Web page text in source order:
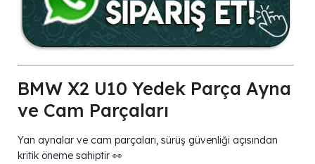
BMW X2 U10 Yedek Parça Ayna
ve Cam Parçaları
Yan aynalar ve cam parçaları, sürüş güvenliği açısından
kritik öneme sahiptir 👀